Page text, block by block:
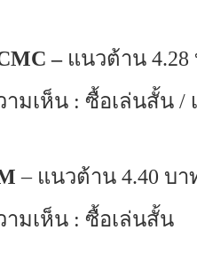
–แนวต้าน 4.28
ามเห็น : ซื้อเล่นสั้น /
– แนวต้าน 4.40 บ
ามเห็น : ซื้อเล่นสั้น